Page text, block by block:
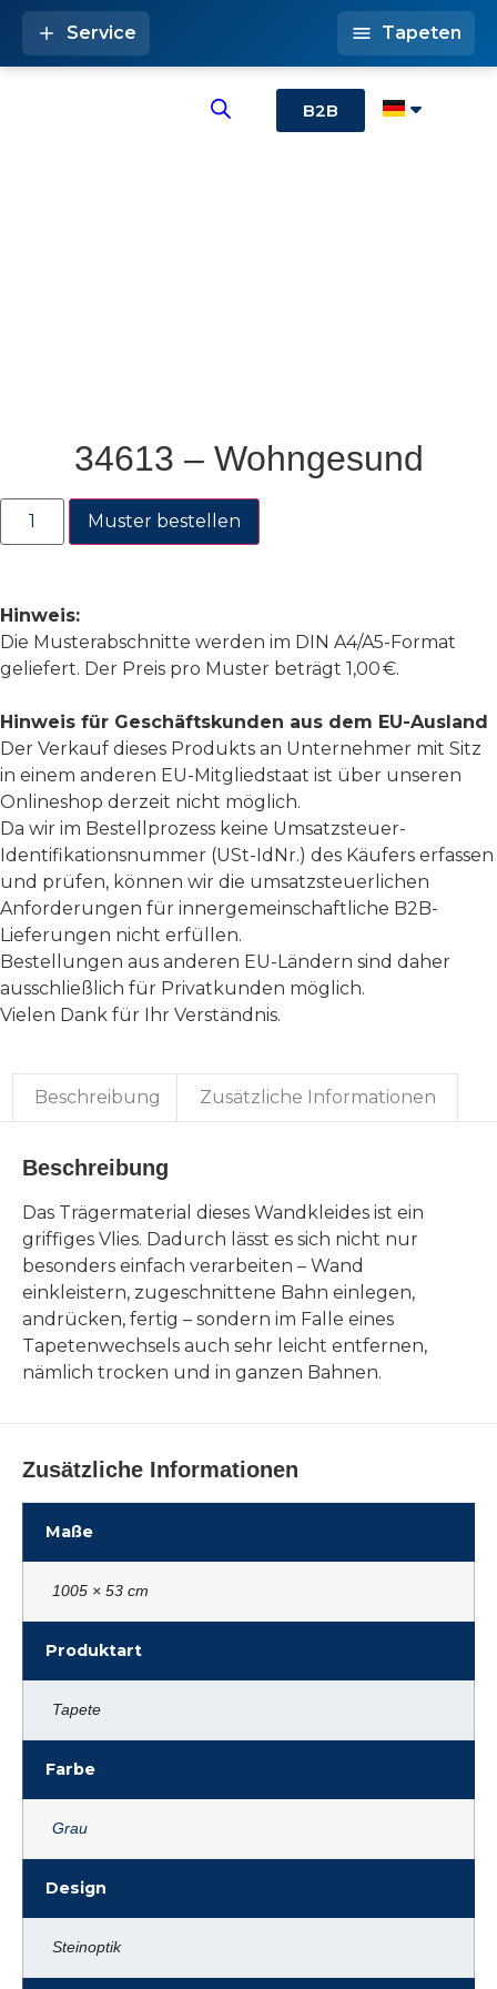
B2B
Service Tapeten
34613 – Wohngesund
Muster bestellen
Hinweis:
Die Musterabschnitte werden im DIN A4/A5-Format
geliefert. Der Preis pro Muster beträgt 1,00 €.
Hinweis für Geschäftskunden aus dem EU-Ausland
Der Verkauf dieses Produkts an Unternehmer mit Sitz
in einem anderen EU-Mitgliedstaat ist über unseren
Onlineshop derzeit nicht möglich.
Da wir im Bestellprozess keine Umsatzsteuer-
Identifikationsnummer (USt-IdNr.) des Käufers erfassen
und prüfen, können wir die umsatzsteuerlichen
Anforderungen für innergemeinschaftliche B2B-
Lieferungen nicht erfüllen.
Bestellungen aus anderen EU-Ländern sind daher
ausschließlich für Privatkunden möglich.
Vielen Dank für Ihr Verständnis.
Beschreibung Zusätzliche Informationen
Beschreibung
Das Trägermaterial dieses Wandkleides ist ein
griffiges Vlies. Dadurch lässt es sich nicht nur
besonders einfach verarbeiten – Wand
einkleistern, zugeschnittene Bahn einlegen,
andrücken, fertig – sondern im Falle eines
Tapetenwechsels auch sehr leicht entfernen,
nämlich trocken und in ganzen Bahnen.
Zusätzliche Informationen
Maße
1005 × 53 cm
Produktart
Tapete
Farbe
Grau
Design
Steinoptik